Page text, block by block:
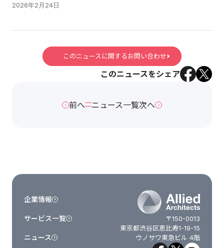
2026年2月24日
このニュースに関するお問い合わせ
このニュースをシェア
前へ ニュース一覧次へ
〒150-0013
東京都渋谷区恵比寿1-19-15
ウノサワ東急ビル 4階
企業情報
サービス一覧
ニュース